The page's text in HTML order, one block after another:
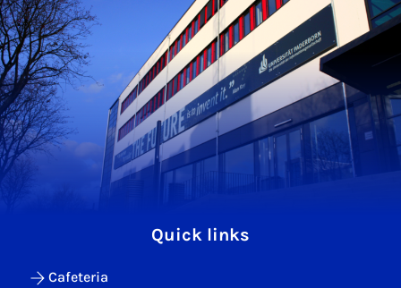
Quick links
Cafeteria